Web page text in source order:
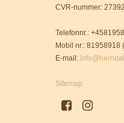
CVR-nummer:
Telefonnr. :
Mobil nr. : 81958918
E-mail:
Sitemap